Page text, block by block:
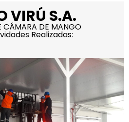
VIRÚ S.A.
CÁMARA DE MANGO
Realizadas: